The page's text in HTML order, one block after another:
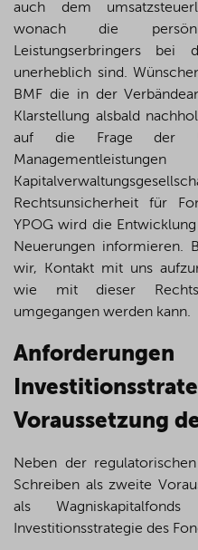
auch dem
wonach die
Leistungserbringers bei
unerheblich sind.
BMF die in der
Klarstellung alsbald
auf die Frage der
Rechtsunsicherheit für
YPOG wird die
Neuerungen informieren.
wir, Kontakt mit uns
wie mit dieser
umgegangen werden kann.
Voraussetzung
Neben der
Schreiben als zweite
als
Investitionsstrategie des